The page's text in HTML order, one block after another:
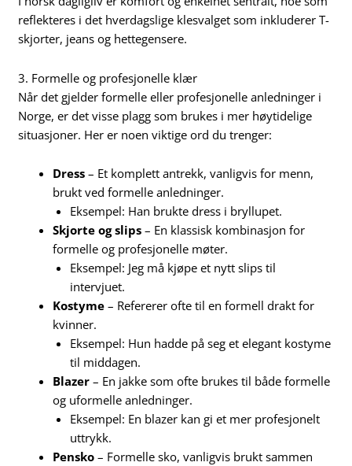
reflekteres i det hverdagslige klesvalget som inkluderer T-
skjorter, jeans og hettegensere.
3. Formelle og profesjonelle klær
Når det gjelder formelle eller profesjonelle anledninger i
Norge, er det visse plagg som brukes i mer høytidelige
situasjoner. Her er noen viktige ord du trenger:
Dress – Et komplett antrekk, vanligvis for menn,
brukt ved formelle anledninger.
Eksempel: Han brukte dress i bryllupet.
Skjorte og slips – En klassisk kombinasjon for
formelle og profesjonelle møter.
Eksempel: Jeg må kjøpe et nytt slips til
intervjuet.
Kostyme – Refererer ofte til en formell drakt for
kvinner.
Eksempel: Hun hadde på seg et elegant kostyme
til middagen.
Blazer – En jakke som ofte brukes til både formelle
og uformelle anledninger.
Eksempel: En blazer kan gi et mer profesjonelt
uttrykk.
Pensko – Formelle sko, vanligvis brukt sammen